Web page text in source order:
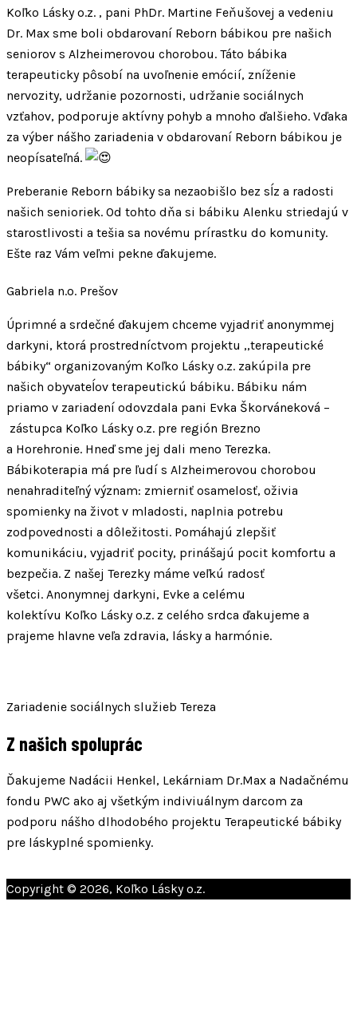
Koľko Lásky o.z. , pani PhDr. Martine Feňušovej a vedeniu
Dr. Max sme boli obdarovaní Reborn bábikou pre našich
seniorov s Alzheimerovou chorobou. Táto bábika
terapeuticky pôsobí na uvoľnenie emócií, zníženie
nervozity, udržanie pozornosti, udržanie sociálnych
vzťahov, podporuje aktívny pohyb a mnoho ďalšieho. Vďaka
za výber nášho zariadenia v obdarovaní Reborn bábikou je
neopísateľná.
Preberanie Reborn bábiky sa nezaobišlo bez sĺz a radosti
našich senioriek. Od tohto dňa si bábiku Alenku striedajú v
starostlivosti a tešia sa novému prírastku do komunity.
Ešte raz Vám veľmi pekne ďakujeme.
Gabriela n.o. Prešov
Úprimné a srdečné ďakujem chceme vyjadriť anonymmej
darkyni, ktorá prostredníctvom projektu ,,terapeutické
bábiky“ organizovaným Koľko Lásky o.z. zakúpila pre
našich obyvateĺov terapeutickú bábiku. Bábiku nám
priamo v zariadení odovzdala pani Evka Škorváneková –
zástupca Koľko Lásky o.z. pre región Brezno
a Horehronie. Hneď sme jej dali meno Terezka.
Bábikoterapia má pre ľudí s Alzheimerovou chorobou
nenahraditeľný význam: zmierniť osamelosť, oživia
spomienky na život v mladosti, naplnia potrebu
zodpovednosti a dôležitosti. Pomáhajú zlepšiť
komunikáciu, vyjadriť pocity, prinášajú pocit komfortu a
bezpečia. Z našej Terezky máme veľkú radosť
všetci. Anonymnej darkyni, Evke a celému
kolektívu Koľko Lásky o.z. z celého srdca ďakujeme a
prajeme hlavne veľa zdravia, lásky a harmónie.
Zariadenie sociálnych služieb Tereza
Z našich spoluprác
Ďakujeme Nadácii Henkel, Lekárniam Dr.Max a Nadačnému
fondu PWC ako aj všetkým indiviuálnym darcom za
podporu nášho dlhodobého projektu Terapeutické bábiky
pre láskyplné spomienky.
Copyright © 2026, Koľko Lásky o.z.